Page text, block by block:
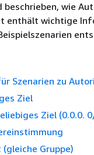
beschrieben, wie
enthält wichtige
Szenarien zu
Ziel
Ziel (0.0.0.
(gleiche Gruppe)